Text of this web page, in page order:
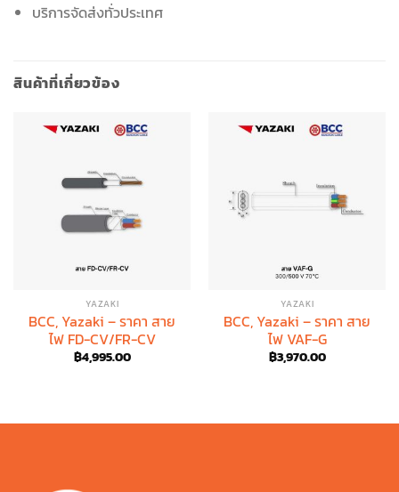
บริการจัดส่งทั่วประเทศ
สินค้าที่เกี่ยวข้อง
YAZAKI
BCC, Yazaki – ราคา สาย
ไฟ FD-CV/FR-CV
฿4,995.00
YAZAKI
BCC, Yazaki – ราคา สาย
ไฟ VAF-G
฿3,970.00